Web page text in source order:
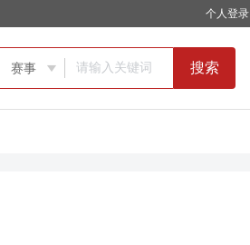
个人登录
赛事  搜索